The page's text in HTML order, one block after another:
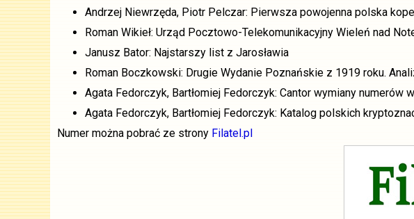
Andrzej Niewrzęda, Piotr Pelczar: Pierwsza powojenna polska
Roman Wikieł: Urząd Pocztowo-Telekomunikacyjny Wieleń nad
Janusz Bator: Najstarszy list z Jarosławia
Roman Boczkowski: Drugie Wydanie Poznańskie z 1919 roku.
Agata Fedorczyk, Bartłomiej Fedorczyk: Cantor wymiany numerów
Agata Fedorczyk, Bartłomiej Fedorczyk: Katalog polskich
Numer można pobrać ze strony Filatel.pl